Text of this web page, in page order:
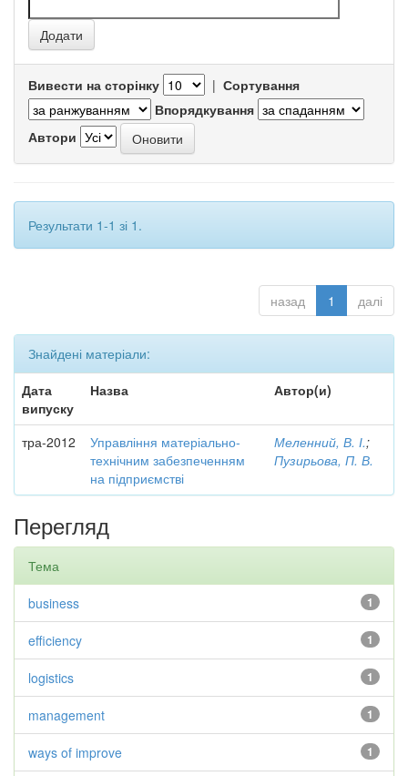
Вивести на сторінку | Сортування
Впорядкування
Автори
Результати 1-1 зі 1.
назад 1 далі
Знайдені матеріали:
Дата
випуску
Назва Автор(и)
тра-2012
Управління матеріально-
технічним забезпеченням
на підприємстві
Меленний, В. І.;
Пузирьова, П. В.
Перегляд
Тема
1
business
1
efficiency
1
logistics
1
management
1
ways of improve